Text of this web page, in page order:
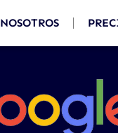
NOSOTROS